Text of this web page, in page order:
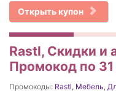
Открыть купон
Rastl, Скидки и
Промокод по
Промокоды: Rastl, Мебель,